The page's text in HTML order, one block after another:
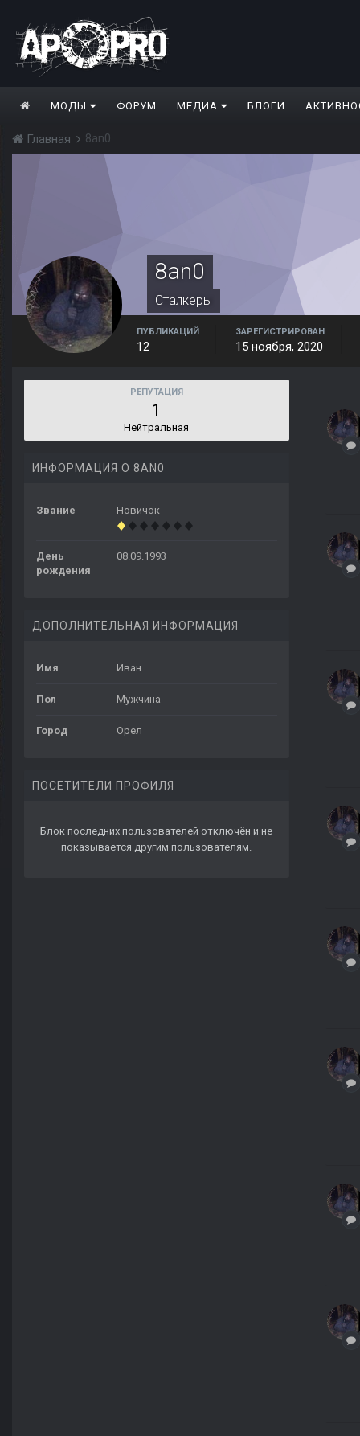
МОДЫ ФОРУМ МЕДИА БЛОГИ
Главная 8an0
8an0
Сталкеры
ПУБЛИКАЦИЙ
12
ЗАРЕГИСТРИРОВАН
15 ноября, 2020
РЕПУТАЦИЯ
1
Нейтральная
ИНФОРМАЦИЯ О 8AN0
Звание Новичок
День
рождения
08.09.1993
ДОПОЛНИТЕЛЬНАЯ ИНФОРМАЦИЯ
Имя Иван
Пол Мужчина
Город Орел
ПОСЕТИТЕЛИ ПРОФИЛЯ
Блок последних пользователей отключён и не
показывается другим пользователям.